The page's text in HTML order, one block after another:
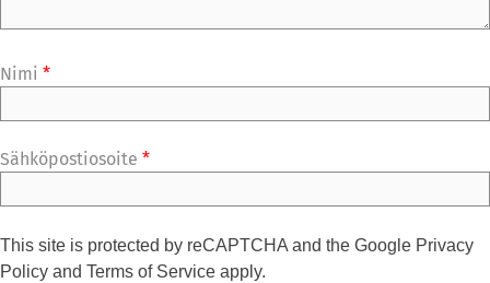
Nimi *
Sähköpostiosoite *
This site is protected by reCAPTCHA and the Google Privacy
Policy and Terms of Service apply.